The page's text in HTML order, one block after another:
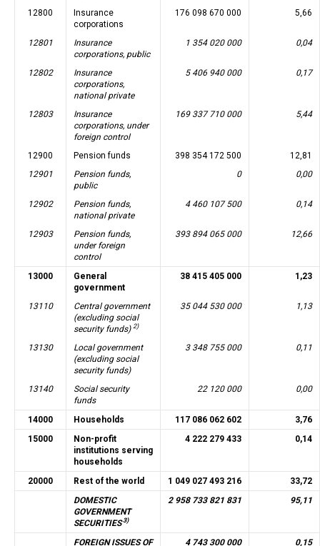
12800
Insurance
corporations
176 098 670 000 5,66
12801
Insurance
corporations, public
1 354 020 000 0,04
12802
Insurance
corporations,
national private
5 406 940 000 0,17
12803
Insurance
corporations, under
foreign control
169 337 710 000 5,44
12900 Pension funds 398 354 172 500
12,81
12901
Pension funds,
public
0 0,00
12902
Pension funds,
national private
4 460 107 500 0,14
12903
Pension funds,
under foreign
control
393 894 065 000 12,66
13000
General
government
38 415 405 000 1,23
13110
Central government
(excluding social
security funds) 2)
35 044 530 000 1,13
13130
Local government
(excluding social
security funds)
3 348 755 000 0,11
13140
Social security
funds
22 120 000 0,00
14000 Households 117 086 062 602
3,76
15000
Non-profit
institutions serving
households
4 222 279 433 0,14
20000 Rest of the world 1 049 027 493 216
33,72
DOMESTIC
GOVERNMENT
SECURITIES3)
2 958 733 821 831 95,11
FOREIGN ISSUES OF
4 743 300 000 0,15